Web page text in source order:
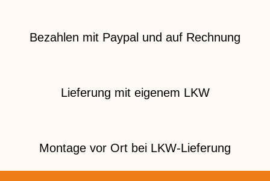
Bezahlen mit Paypal und auf Rechnung
Lieferung mit eigenem LKW
Montage vor Ort bei LKW-Lieferung